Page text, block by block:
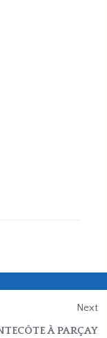
Next
À PARÇAY